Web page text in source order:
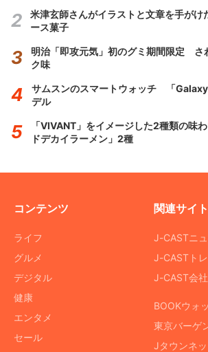
米津玄師さんがイラストと文章を手がけ
ース菓子
明治「即攻元気」初のグミ期間限定 さ
ク味
サムスンのスマートウォッチ 「
デル
「VIVANT」をイメージした2種類の味
ドデカイラーメン」2種
コンテンツ
ライフ
グルメ
デジタル
健康
エンタメ
セール
関連サイト
J-CASTニ
J-CASTト
J-CAST会
BOOKウォ
東京バーゲ
Jタウンネッ